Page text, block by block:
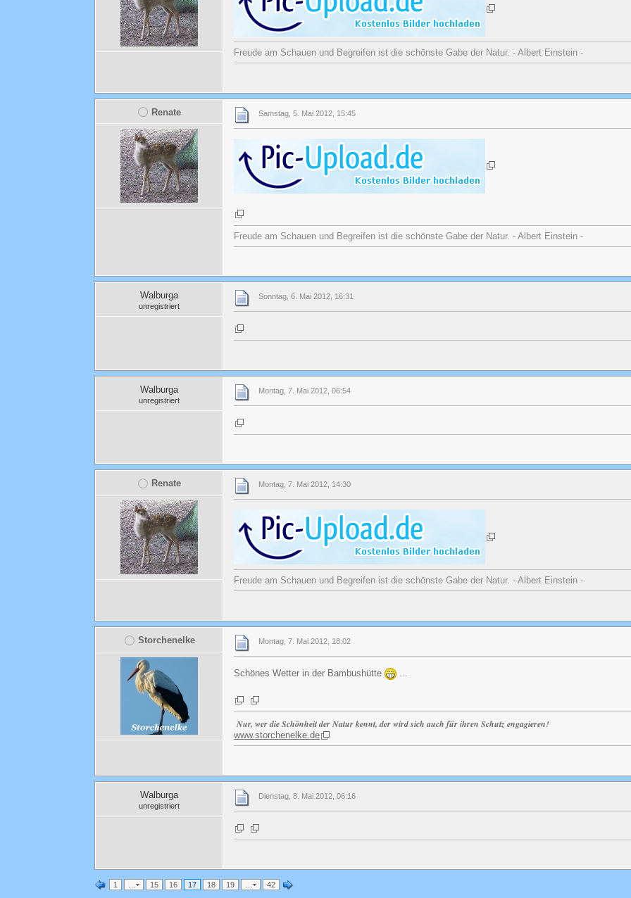
Freude am Schauen und Begreifen ist die schönste Gabe der Natur. - Albert Einstein -
Renate Samstag, 5. Mai 2012, 15:45
Freude am Schauen und Begreifen ist die schönste Gabe der Natur. - Albert Einstein -
Walburga
unregistriert
Sonntag, 6. Mai 2012, 16:31
Walburga
unregistriert
Montag, 7. Mai 2012, 06:54
Renate Montag, 7. Mai 2012, 14:30
Freude am Schauen und Begreifen ist die schönste Gabe der Natur. - Albert Einstein -
Storchenelke Montag, 7. Mai 2012, 18:02
Schönes Wetter in der Bambushütte ...
Nur, wer die Schönheit der Natur kennt, der wird sich auch für ihren Schutz engagieren!
www.storchenelke.de
Walburga
unregistriert
Dienstag, 8. Mai 2012, 06:16
1 … 15 16 17 18 19 … 42